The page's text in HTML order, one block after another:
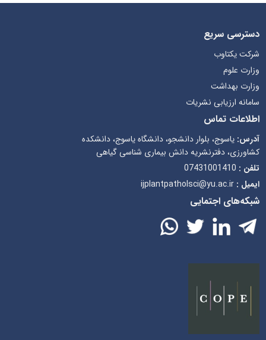
دسترسی سریع
شرکت یکتاوب
وزارت علوم
وزارت بهداشت
سامانه ارزیابی نشریات
اطلاعات تماس
آدرس:یاسوج، بلوار دانشجو، دانشگاه یاسوج، دانشکده
کشاورزی، دفترنشریه دانش بیماری شناسی گیاهی
تلفن : 07431001410
ایمیل : ijplantpatholsci@yu.ac.ir
شبکه‌های اجتمایی